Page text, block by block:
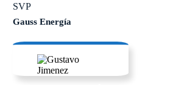
SVP
Gauss Energía